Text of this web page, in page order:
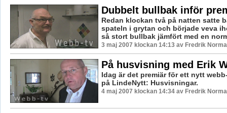
Dubbelt bullbak inför
Redan klockan två på natten satte
spateln i grytan och började veva
så stort bullbak jämfört med en
3 maj 2007 klockan 14:13 av Fredrik
På husvisning med Erik
Idag är det premiär för ett nytt
på LindeNytt: Husvisningar.
4 maj 2007 klockan 14:34 av Fredrik